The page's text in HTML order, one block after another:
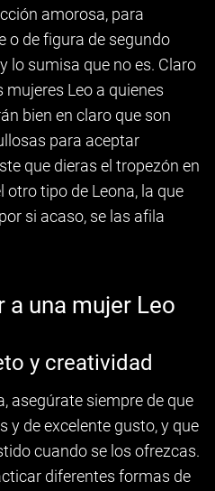
amorosa, para
o de figura de segundo
lo sumisa que no es. Claro
Leo a quienes
bien en claro que son
para aceptar
que dieras el tropezón en
tipo de Leona, la que
si acaso, se las afila
una mujer Leo
y creatividad
asegúrate siempre de que
y de excelente gusto, y que
cuando se los ofrezcas.
diferentes formas de